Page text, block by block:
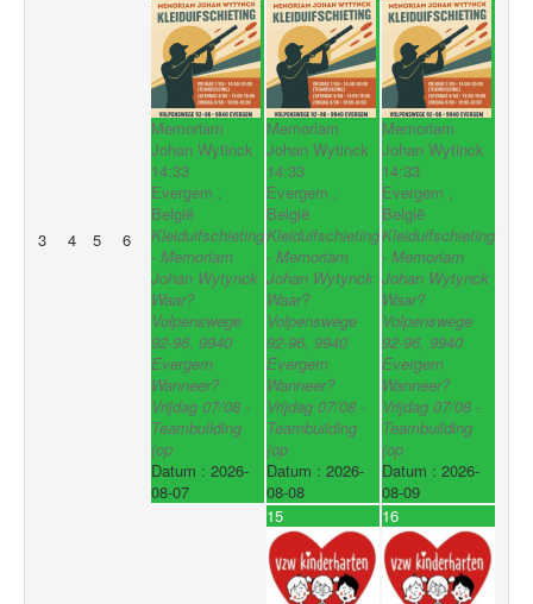
3 4 5 6
Memoriam
Johan Wytinck
14:33
Evergem ,
België
Kleiduifschieting
- Memoriam
Johan Wytynck
Waar?
Volpenswege
92-96, 9940
Evergem
Wanneer?
Vrijdag 07/08 -
Teambuilding
(op
Datum : 2026-
08-07
Memoriam
Johan Wytinck
14:33
Evergem ,
België
Kleiduifschieting
- Memoriam
Johan Wytynck
Waar?
Volpenswege
92-96, 9940
Evergem
Wanneer?
Vrijdag 07/08 -
Teambuilding
(op
Datum : 2026-
08-08
Memoriam
Johan Wytinck
14:33
Evergem ,
België
Kleiduifschieting
- Memoriam
Johan Wytynck
Waar?
Volpenswege
92-96, 9940
Evergem
Wanneer?
Vrijdag 07/08 -
Teambuilding
(op
Datum : 2026-
08-09
15 16